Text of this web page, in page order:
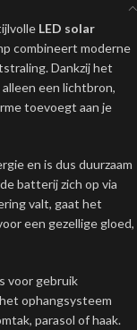
LED solar
combineert moderne
Dankzij het
een lichtbron,
toevoegt aan je
en is dus duurzaam
batterij zich op via
valt, gaat het
een gezellige gloed,
voor gebruik
ophangsysteem
parasol of haak.